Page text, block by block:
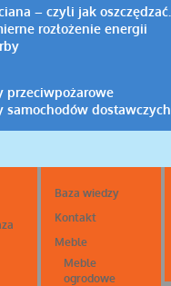
– czyli jak oszczędzać.
rozłożenie energii
przeciwpożarowe
samochodów dostawczych
Baza wiedzy
Kontakt
Meble
Meble
ogrodowe